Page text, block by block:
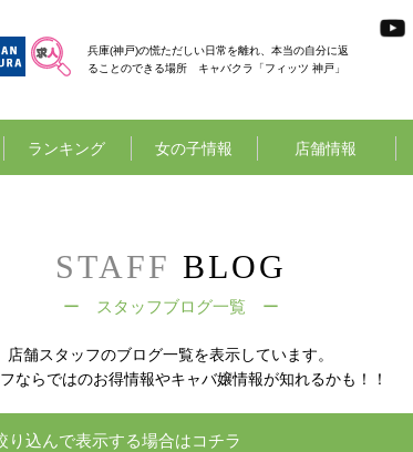
兵庫(神戸)の慌ただしい日常を離れ、本当の自分に返
ることのできる場所 キャバクラ「フィッツ 神戸」
ランキング 女の子情報 店舗情報
STAFF BLOG
ー スタッフブログ一覧 ー
店舗スタッフのブログ一覧を表示しています。
ならではのお得情報やキャバ嬢情報が知れるかも！！
込んで表示する場合はコチラ